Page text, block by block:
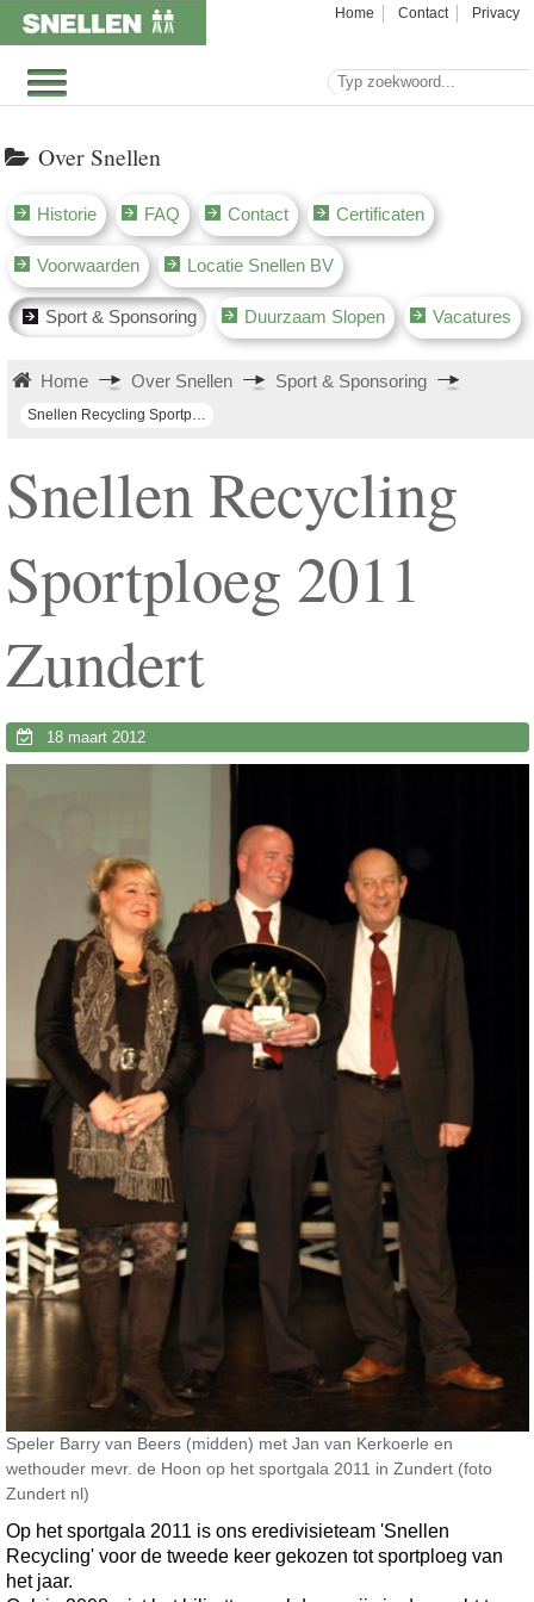
Home Contact Privacy
Over Snellen
Historie FAQ Contact Certificaten
Voorwaarden Locatie Snellen BV
Sport & Sponsoring Duurzaam Slopen Vacatures
Home Over Snellen Sport & Sponsoring
Snellen Recycling Sportploeg 2011 Zundert
Snellen Recycling
Sportploeg 2011
Zundert
18 maart 2012
Speler Barry van Beers (midden) met Jan van Kerkoerle en
wethouder mevr. de Hoon op het sportgala 2011 in Zundert (foto
Zundert nl)
Op het sportgala 2011 is ons eredivisieteam 'Snellen
Recycling' voor de tweede keer gekozen tot sportploeg van
het jaar.